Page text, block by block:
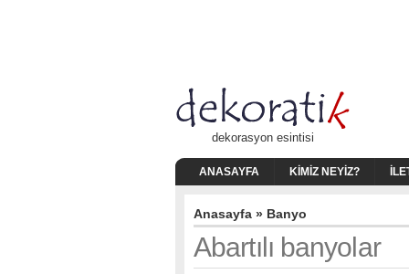
dekorasyon esintisi
ANASAYFA KIMIZ NEYIZ?
Anasayfa » Banyo
Abartılı banyolar